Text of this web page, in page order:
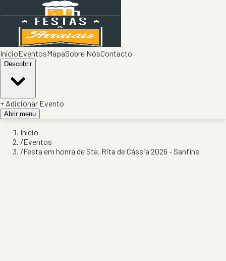
InícioEventosMapaSobre NósContacto
Descobrir
+ Adicionar Evento
Abrir menu
Início
/Eventos
/Festa em honra de Sta. Rita de Cássia 2026 - Sanfins